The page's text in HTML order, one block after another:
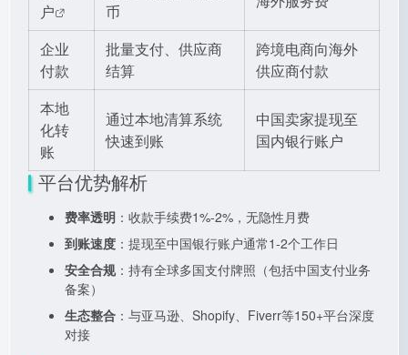
户
币
企业
付款
批量支付、供应商
结算
跨境电商向海外
供应商付款
本地
化转
账
通过本地清算系统
快速到账
中国卖家提现至
国内银行账户
平台优势解析
费率透明 ：收款手续费1%-2%，无隐性月费
到账速度 ：提现至中国银行账户通常1-2个工作日
安全合规：持有全球多国支付牌照（包括中国支付业务
备案）
生态整合 ：与亚马逊、Shopify、Fiverr等150+平台深度
对接